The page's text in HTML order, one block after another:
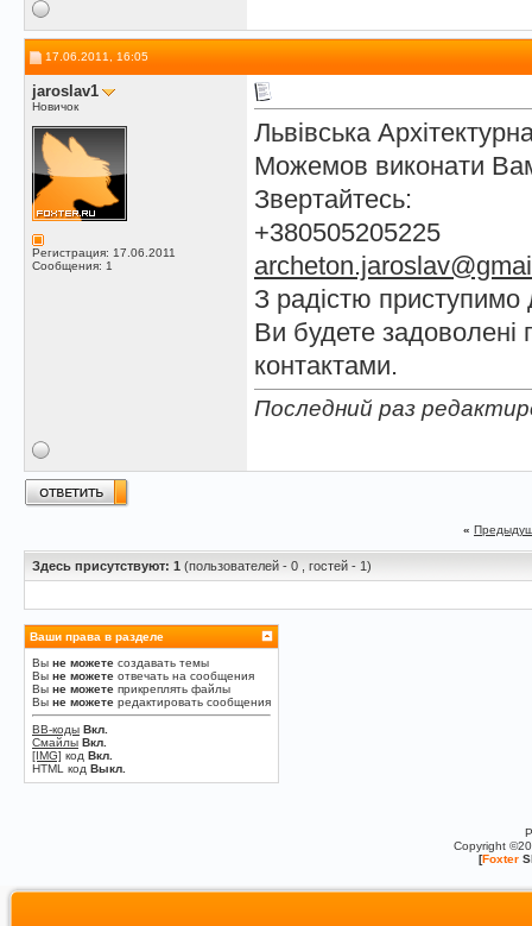
17.06.2011, 16:05
jaroslav1
Новичок
Регистрация: 17.06.2011
Сообщения: 1
Львівська
Можемов виконати
Звертайтесь:
+380505205225
З радістю
Ви будете задоволені
контактами.
Последний раз
«
Здесь присутствуют: 1 (пользователей - 0 , гостей - 1)
Ваши права в разделе
Вы не можете создавать темы
Вы не можете отвечать на сообщения
Вы не можете прикреплять файлы
Вы не можете редактировать сообщения
BB-коды Вкл.
Смайлы Вкл.
[IMG] код Вкл.
HTML код Выкл.
Copyright
[Foxter